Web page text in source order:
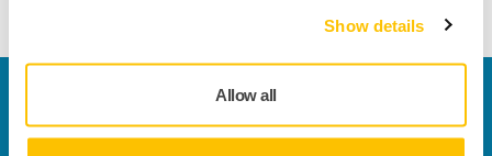
Show details
Allow all
Vuoi saperne di più?Contattacie il nostro team di